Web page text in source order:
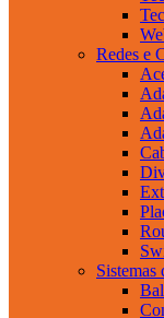
Redes e
Sistemas